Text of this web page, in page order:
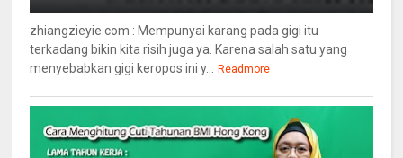
zhiangzieyie.com : Mempunyai karang pada gigi itu
terkadang bikin kita risih juga ya. Karena salah satu yang
menyebabkan gigi keropos ini y... Readmore